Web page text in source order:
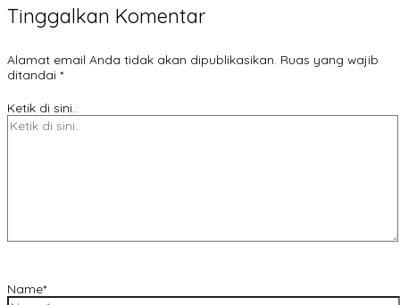
Tinggalkan Komentar
Alamat email Anda tidak akan dipublikasikan. Ruas yang wajib
ditandai *
Ketik di sini..
Name*